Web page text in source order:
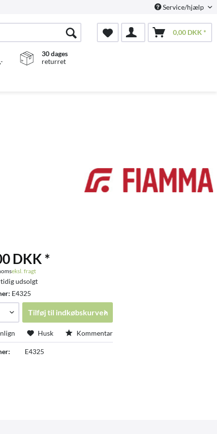
Service/hjælp
0,00 DKK *
30 dages
returret
DKK *
eksl. fragt
udsolgt
E4325
Tilføj til indkøbskurven
Husk Kommentar
E4325